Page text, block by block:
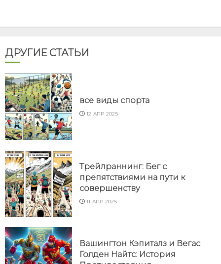
ДРУГИЕ СТАТЬИ
все виды спорта
12 АПР 2025
Трейлраннинг: Бег с
препятствиями на пути к
совершенству
11 АПР 2025
Вашингтон Кэпиталз и Вегас
Голден Найтс: История